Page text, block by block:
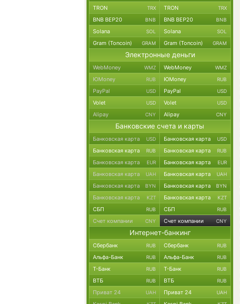
TRON TRX TRON TRX
BNB BEP20 BNB BNB BEP20 BNB
Solana SOL Solana SOL
Gram (Toncoin) GRAM Gram (Toncoin) GRAM
Электронные деньги
WebMoney WMZ WebMoney WMZ
ЮMoney RUB ЮMoney RUB
PayPal USD PayPal USD
Volet USD Volet USD
Alipay CNY Alipay CNY
Банковские счета и карты
Банковская карта USD Банковская карта USD
Банковская карта RUB Банковская карта RUB
Банковская карта EUR Банковская карта EUR
Банковская карта UAH Банковская карта UAH
Банковская карта BYN Банковская карта BYN
Банковская карта KZT Банковская карта KZT
СБП RUB СБП RUB
Счет компании CNY Счет компании CNY
Интернет-банкинг
Сбербанк RUB Сбербанк RUB
Альфа-Банк RUB Альфа-Банк RUB
Т-Банк RUB Т-Банк RUB
ВТБ RUB ВТБ RUB
Приват 24 UAH Приват 24 UAH